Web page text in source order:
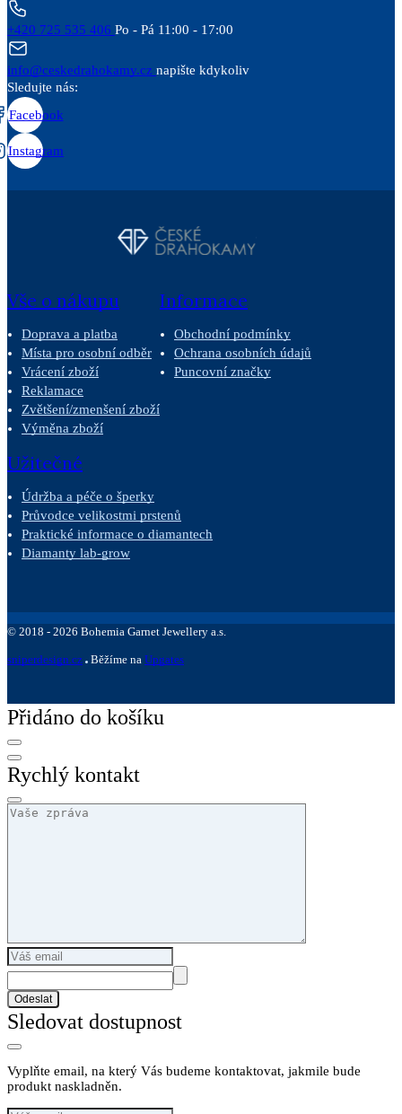
+420 725 535 406 Po - Pá 11:00 - 17:00
info@ceskedrahokamy.cz napište kdykoliv
Sledujte nás:
Facebook
Instagram
Vše o nákupu
Doprava a platba
Místa pro osobní odběr
Vrácení zboží
Reklamace
Zvětšení/zmenšení zboží
Výměna zboží
Informace
Obchodní podmínky
Ochrana osobních údajů
Puncovní značky
Užitečné
Údržba a péče o šperky
Průvodce velikostmi prstenů
Praktické informace o diamantech
Diamanty lab-grow
© 2018 - 2026 Bohemia Garnet Jewellery a.s.
sniperdesign.cz Běžíme na Upgates
Přidáno do košíku
Rychlý kontakt
Odeslat
Sledovat dostupnost
Vyplňte email, na který Vás budeme kontaktovat, jakmile bude
produkt naskladněn.